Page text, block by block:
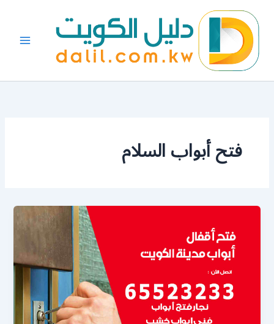
المحتوى
فتح أبواب السلام